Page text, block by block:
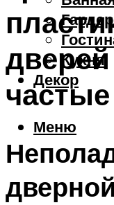
Кухня
Декор
Меню